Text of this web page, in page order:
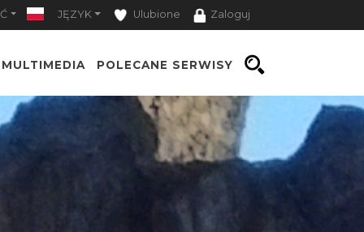
JĘZYK Ulubione Zaloguj
MULTIMEDIA POLECANE SERWISY